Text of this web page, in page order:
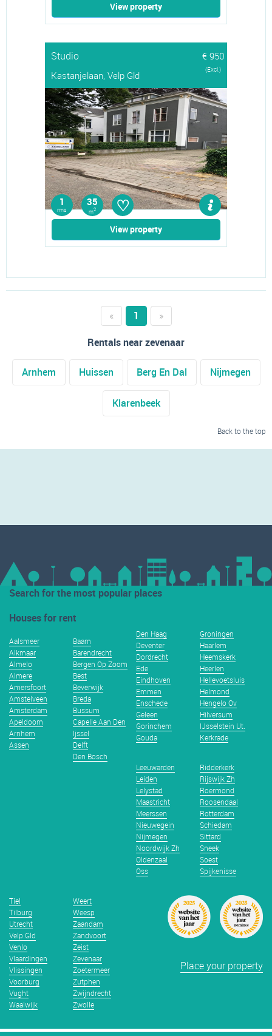
View property
Studio
€ 950
Kastanjelaan, Velp Gld
(Excl.)
1
rms
35
m2 ♡
View property
« 1
»
Rentals near zevenaar
Arnhem Huissen Berg En Dal Nijmegen
Klarenbeek
Back to the top
Search for the most popular places
Houses for rent
Aalsmeer
Alkmaar
Almelo
Almere
Amersfoort
Amstelveen
Amsterdam
Apeldoorn
Arnhem
Assen
Baarn
Barendrecht
Bergen Op Zoom
Best
Beverwijk
Breda
Bussum
Capelle Aan Den
Ijssel
Delft
Den Bosch
Den Haag
Deventer
Dordrecht
Ede
Eindhoven
Emmen
Enschede
Geleen
Gorinchem
Gouda
Groningen
Haarlem
Heemskerk
Heerlen
Hellevoetsluis
Helmond
Hengelo Ov
Hilversum
IJsselstein Ut.
Kerkrade
Leeuwarden
Leiden
Lelystad
Maastricht
Meerssen
Nieuwegein
Nijmegen
Noordwijk Zh
Oldenzaal
Oss
Ridderkerk
Rijswijk Zh
Roermond
Roosendaal
Rotterdam
Schiedam
Sittard
Sneek
Soest
Spijkenisse
Tiel
Tilburg
Utrecht
Velp Gld
Venlo
Vlaardingen
Vlissingen
Voorburg
Vught
Waalwijk
Weert
Weesp
Zaandam
Zandvoort
Zeist
Zevenaar
Zoetermeer
Zutphen
Zwijndrecht
Zwolle
Place your property